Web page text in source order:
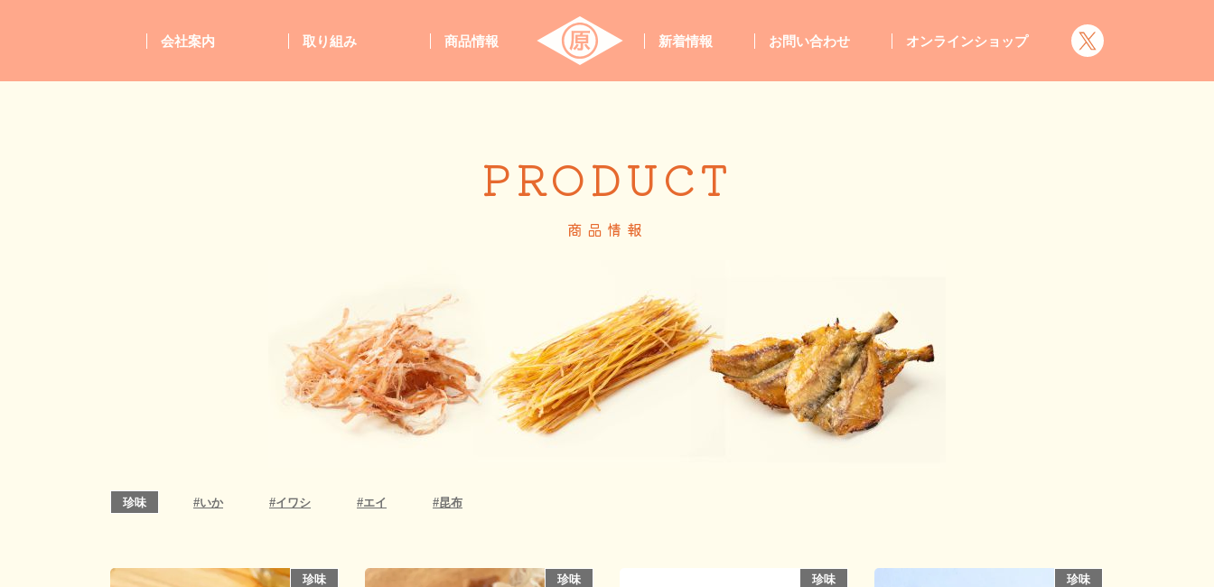
会社案内 取り組み 商品情報 新着情報 お問い合わせ オンラインショップ
PRODUCT
商品情報
珍味 #いか #イワシ #エイ #昆布
珍味 珍味 珍味 珍味